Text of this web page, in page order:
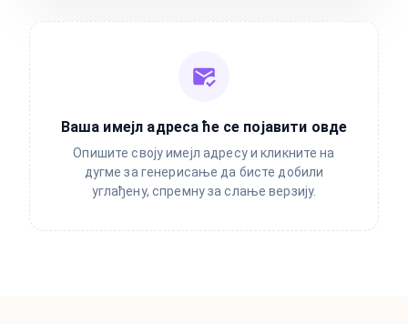
Ваша имејл адреса ће се појавити овде
Опишите своју имејл адресу и кликните на
дугме за генерисање да бисте добили
углађену, спремну за слање верзију.